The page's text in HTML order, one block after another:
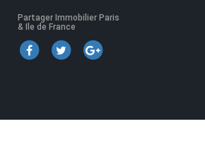
Partager Immobilier Paris
& Ile de France